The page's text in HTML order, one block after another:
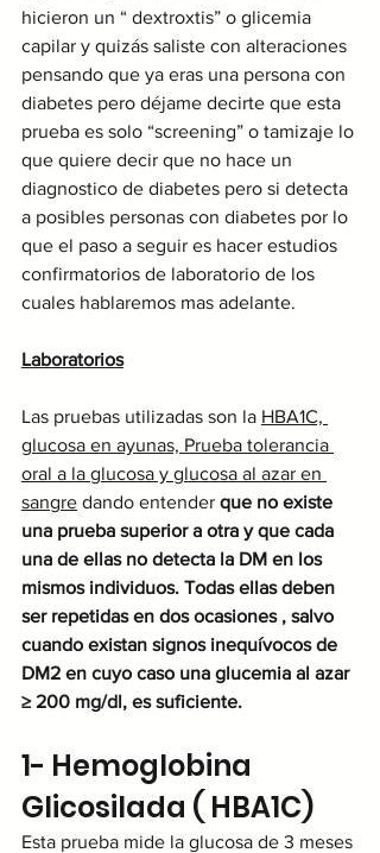
hicieron un “ dextroxtis” o glicemia
capilar y quizás saliste con alteraciones
pensando que ya eras una persona con
diabetes pero déjame decirte que esta
prueba es solo “screening” o tamizaje lo
que quiere decir que no hace un
diagnostico de diabetes pero si detecta
a posibles personas con diabetes por lo
que el paso a seguir es hacer estudios
confirmatorios de laboratorio de los
cuales hablaremos mas adelante.
Laboratorios
Las pruebas utilizadas son la HBA1C,
glucosa en ayunas, Prueba tolerancia
oral a la glucosa y glucosa al azar en
sangre dando entender que no existe
una prueba superior a otra y que cada
una de ellas no detecta la DM en los
mismos individuos. Todas ellas deben
ser repetidas en dos ocasiones , salvo
cuando existan signos inequívocos de
DM2 en cuyo caso una glucemia al azar
≥ 200 mg/dl, es suficiente.
1- Hemoglobina
Glicosilada ( HBA1C)
Esta prueba mide la glucosa de 3 meses